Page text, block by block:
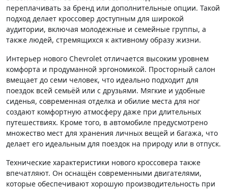
переплачивать за бренд или дополнительные опции. Такой
подход делает кроссовер доступным для широкой
аудитории, включая молодежные и семейные группы, а
также людей, стремящихся к активному образу жизни.
Интерьер нового Chevrolet отличается высоким уровнем
комфорта и продуманной эргономикой. Просторный салон
вмещает до семи человек, что идеально подходит для
поездок всей семьёй или с друзьями. Мягкие и удобные
сиденья, современная отделка и обилие места для ног
создают комфортную атмосферу даже при длительных
путешествиях. Кроме того, в автомобиле предусмотрено
множество мест для хранения личных вещей и багажа, что
делает его идеальным для поездок на природу или в отпуск.
Технические характеристики нового кроссовера также
впечатляют. Он оснащён современными двигателями,
которые обеспечивают хорошую производительность при